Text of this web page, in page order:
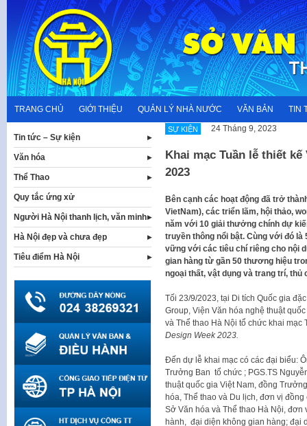
content
TRANG CHỦ GIỚI THIỆU QUẢN LÝ NHÀ NƯỚC VĂN BẢN TIN
SỰ KIỆN 24 Tháng 9, 2023
Khai mạc Tuần lễ thiết kế
2023
Bên cạnh các hoạt động đã trở
VietNam), các triển lãm, hội thảo,
năm với 10 giải thưởng chính dự
truyền thông nổi bật. Cùng với đó
vững với các tiêu chí riêng cho nội
gian hàng từ gần 50 thương hiệu
ngoại thất, vật dụng và trang trí,
Tối 23/9/2023, tại Di tích Quốc gia
Group, Viện Văn hóa nghệ thuật
và Thể thao Hà Nội tổ chức khai
Design Week 2023.
Đến dự lễ khai mạc có các đại biểu:
Trưởng Ban tổ chức ; PGS.TS
thuật quốc gia Việt Nam, đồng
hóa, Thể thao và Du lịch, đơn vị
Sở Văn hóa và Thể thao Hà Nội, đơn
hành, đại diện không gian hàng; đại
Tin tức – Sự kiện
Văn hóa
Thể Thao
Quy tắc ứng xử
Người Hà Nội thanh lịch, văn minh
Hà Nội đẹp và chưa đẹp
Tiêu điểm Hà Nội